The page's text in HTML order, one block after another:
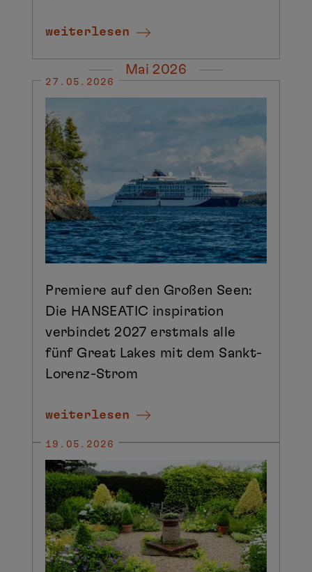
weiterlesen
Mai 2026
Premiere auf den Großen Seen:
Die HANSEATIC inspiration
verbindet 2027 erstmals alle
fünf Great Lakes mit dem Sankt-
Lorenz-Strom
weiterlesen
27.05.2026
19.05.2026